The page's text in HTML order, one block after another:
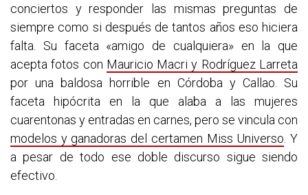
conciertos y responder las mismas preguntas de
siempre como si después de tantos años eso hiciera
falta. Su faceta «amigo de cualquiera» en la que
acepta fotos con Mauricio Macri y Rodríguez Larreta
por una baldosa horrible en Córdoba y Callao. Su
faceta hipócrita en la que alaba a las mujeres
cuarentonas y entradas en carnes, pero se vincula con
modelos y ganadoras del certamen Miss Universo . Y
a pesar de todo ese doble discurso sigue siendo
efectivo.